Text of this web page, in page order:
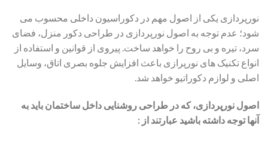
نورپردازی یکی از اصول مهم در دکوراسیون داخلی محسوب می
شود؛ عدم توجه به اصول نورپردازی در طراحی دکور منزل، فضای
سرد، تیره و بی ‌روح را خواهد ساخت. پیروی از قوانین و استفاده از
انواع تکنیک های نورپرازی باعث افزایش جلوه بصری اتاق‌، وسایل
اصلی و لوازم دکوراتیو خواهد شد.
اصول نورپردازی، که در طراحی روشنایی داخل ساختمان باید به
آنها توجه داشته باشید عبارتند از :